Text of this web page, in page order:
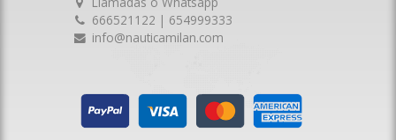
666521122 | 654999333
info@nauticamilan.com